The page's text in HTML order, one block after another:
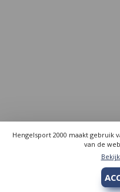
Hengelsport 2000 maakt gebruik
van de